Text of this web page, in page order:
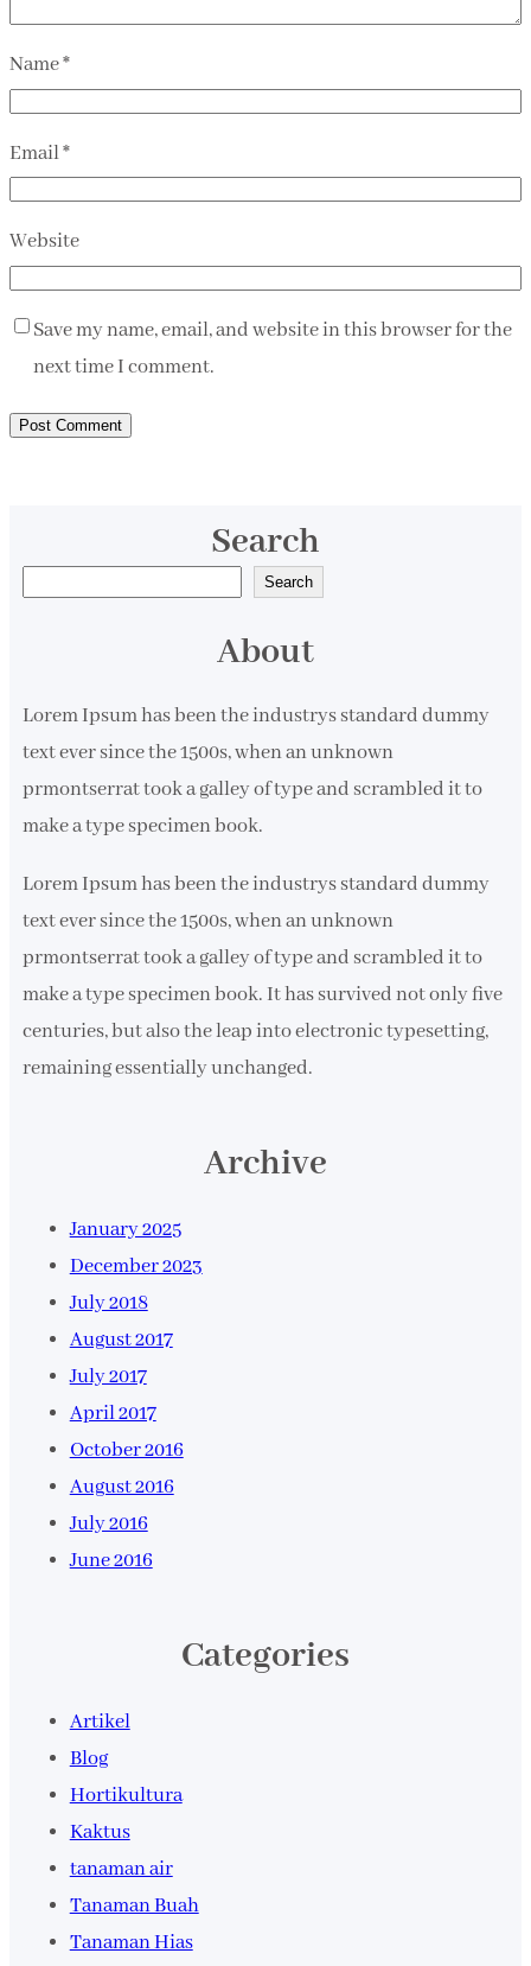
Name*
Email*
Website
Save my name, email, and website in this browser for the
next time I comment.
Search
c
h
Search
About
Lorem Ipsum has been the industrys standard dummy
text ever since the 1500s, when an unknown
prmontserrat took a galley of type and scrambled it to
make a type specimen book.
Lorem Ipsum has been the industrys standard dummy
text ever since the 1500s, when an unknown
prmontserrat took a galley of type and scrambled it to
make a type specimen book. It has survived not only five
centuries, but also the leap into electronic typesetting,
remaining essentially unchanged.
Archive
January 2025
December 2023
July 2018
August 2017
July 2017
April 2017
October 2016
August 2016
July 2016
June 2016
Categories
Artikel
Blog
Hortikultura
Kaktus
tanaman air
Tanaman Buah
Tanaman Hias